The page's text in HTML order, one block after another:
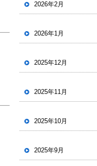
2026年2月
2026年1月
2025年12月
2025年11月
2025年10月
2025年9月